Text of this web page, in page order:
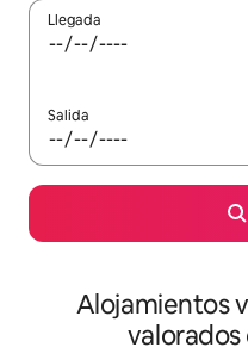
Llegada
Salida
Alojamientos